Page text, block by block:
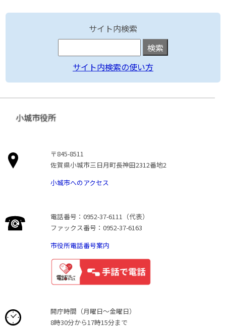
サイト内検索
サイト内検索の使い方
小城市役所
〒845-8511
佐賀県小城市三日月町長神田2312番地2
小城市へのアクセス
電話番号：0952-37-6111（代表）
ファックス番号：0952-37-6163
市役所電話番号案内
開庁時間（月曜日〜金曜日）
8時30分から17時15分まで